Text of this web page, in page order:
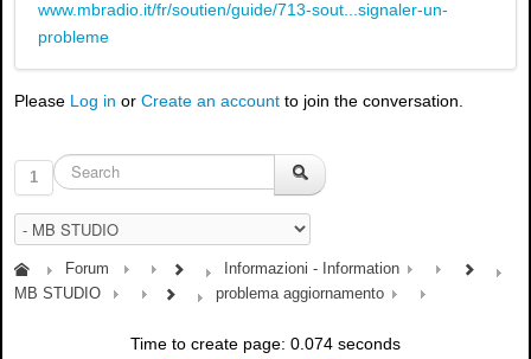
www.mbradio.it/fr/soutien/guide/713-sout...signaler-un-
probleme
Please Log in or Create an account to join the conversation.
1
Forum
Informazioni - Information
MB STUDIO
problema aggiornamento
Time to create page: 0.074 seconds